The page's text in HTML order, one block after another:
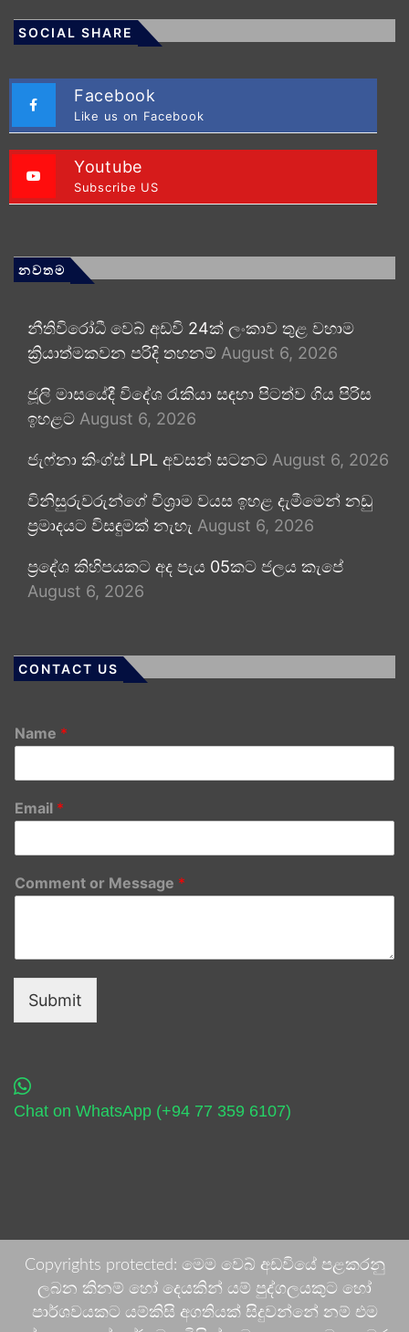
SOCIAL SHARE
Facebook
Like us on Facebook
Youtube
Subscribe US
නවතම
නීතිවිරෝධී වෙබ් අඩවි 24ක් ලංකාව තුළ වහාම
ක්‍රියාත්මකවන පරිදි තහනම් August 6, 2026
ජූලි මාසයේදී විදේශ රැකියා සඳහා පිටත්ව ගිය පිරිස
ඉහළට August 6, 2026
ජැෆ්නා කිංග්ස් LPL අවසන් සටනට August 6, 2026
විනිසුරුවරුන්ගේ විශ්‍රාම වයස ඉහළ දැමීමෙන් නඩු
ප්‍රමාදයට විසඳුමක් නැහැ August 6, 2026
ප්‍රදේශ කිහිපයකට අද පැය 05කට ජලය කැපේ
August 6, 2026
CONTACT US
Name *
Email *
Comment or Message *
Submit
Chat on WhatsApp (+94 77 359 6107)
Copyrights protected: මෙම වෙබ් අඩවියේ පළකරනු
ලබන කිනම් හෝ දෙයකින් යම් පුද්ගලයකුට හෝ
පාර්ශවයකට යම්කිසි අගතියක් සිදුවන්නේ නම් එම